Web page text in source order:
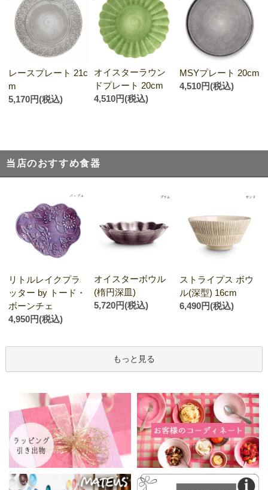
レースプレート 21c
m
5,170円(税込)
オイスターラウン
ドプレート 20cm
4,510円(税込)
MSYプレート 20cm
4,510円(税込)
当店のおすすめ食器
リトルレイクプラ
ッター by トード・
ボーンチェ
4,950円(税込)
オイスターボウル
(楕円深皿)
5,720円(税込)
ストライプス ボウ
ル(深型) 16cm
6,490円(税込)
もっと見る